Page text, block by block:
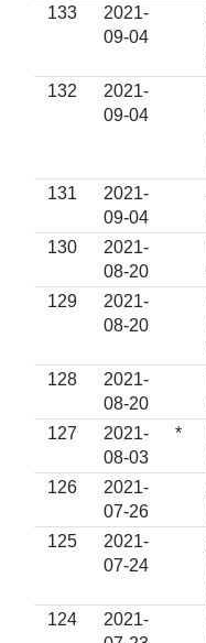
133
2021-
09-04
132
2021-
09-04
131
2021-
09-04
130
2021-
08-20
129
2021-
08-20
128
2021-
08-20
127
2021-
08-03
*
126
2021-
07-26
125
2021-
07-24
124
2021-